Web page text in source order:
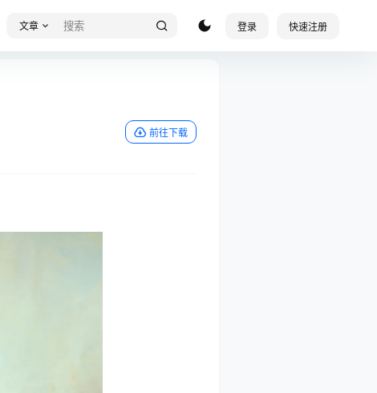
文章 登录 快速注册
前往下载